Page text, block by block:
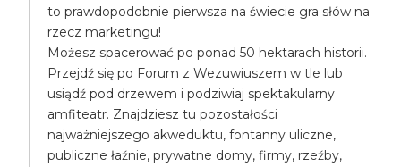
to prawdopodobnie pierwsza na świecie gra słów na
rzecz marketingu!
Możesz spacerować po ponad 50 hektarach historii.
Przejdź się po Forum z Wezuwiuszem w tle lub
usiądź pod drzewem i podziwiaj spektakularny
amfiteatr. Znajdziesz tu pozostałości
najważniejszego akweduktu, fontanny uliczne,
publiczne łaźnie, prywatne domy, firmy, rzeźby,